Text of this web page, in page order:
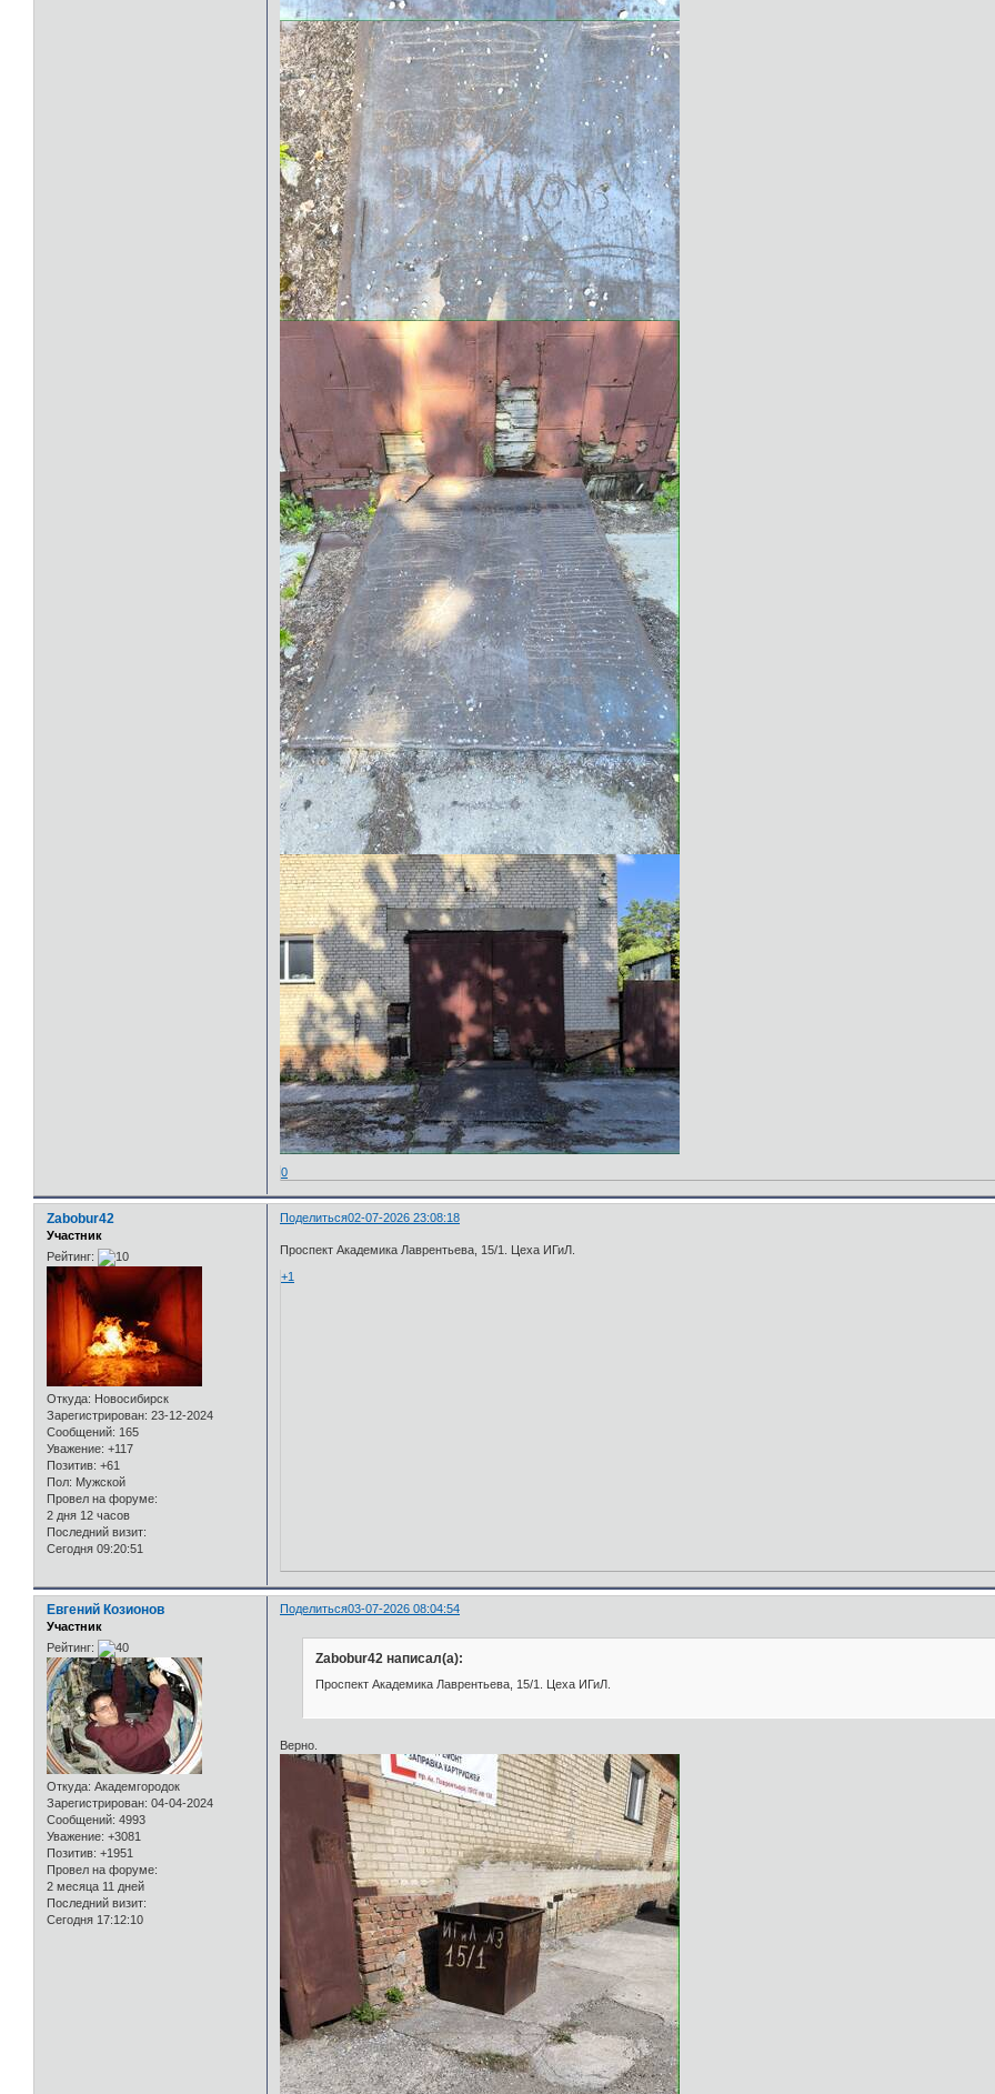
0
Поделиться02-07-2026 23:08:18
Zabobur42
Участник
Рейтинг:
Откуда: Новосибирск
Зарегистрирован: 23-12-2024
Сообщений: 165
Уважение: +117
Позитив: +61
Пол: Мужской
Провел на форуме:
2 дня 12 часов
Последний визит:
Сегодня 09:20:51
Проспект Академика Лаврентьева, 15/1. Цеха ИГиЛ.
+1
Поделиться03-07-2026 08:04:54
Евгений Козионов
Участник
Рейтинг:
Откуда: Академгородок
Зарегистрирован: 04-04-2024
Сообщений: 4993
Уважение: +3081
Позитив: +1951
Провел на форуме:
2 месяца 11 дней
Последний визит:
Сегодня 17:12:10
Zabobur42 написал(а):
Проспект Академика Лаврентьева, 15/1. Цеха ИГиЛ.
Верно.